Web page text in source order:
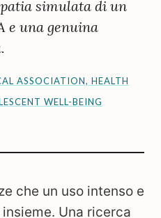
simulata di un
e una genuina
ASSOCIATION, HEALTH
WELL-BEING
che un uso intenso e
Una ricerca